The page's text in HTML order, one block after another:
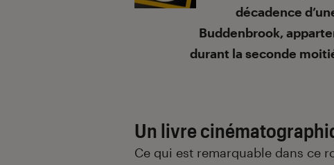
décadence
Buddenbrook,
durant la seconde
Un livre
Ce qui est remarquable dans ce